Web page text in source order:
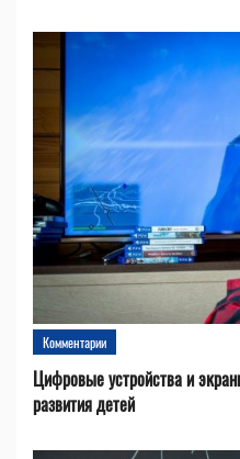
Комментарии
Цифровые устройства и
развития детей